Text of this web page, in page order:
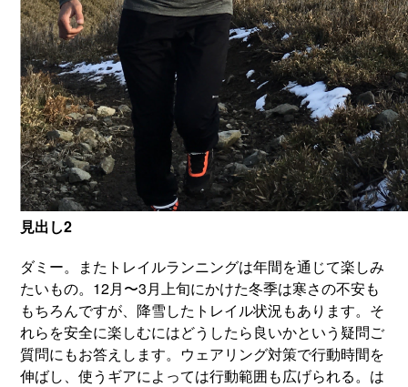
見出し2
ダミー。またトレイルランニングは年間を通じて楽しみ
たいもの。12月〜3月上旬にかけた冬季は寒さの不安も
もちろんですが、降雪したトレイル状況もあります。そ
れらを安全に楽しむにはどうしたら良いかという疑問ご
質問にもお答えします。ウェアリング対策で行動時間を
伸ばし、使うギアによっては行動範囲も広げられる。は